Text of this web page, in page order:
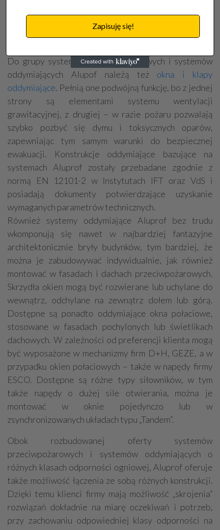
dowolną szybą umieszczoną w układzie po stronie
Do grupy systemów przeciwpożarowych i systemów
oddymiających Alupof należą też okna i klapy
oddymiające. Pełnią one podwójną funkcję, bo z jednej
strony są elementami systemu wentylacji
grawitacyjnej, z drugiej – w razie pożaru pozwalają
szybko pozbyć się dymu i toksycznych oparów,
zapewniając tym samym warunki do bezpiecznej
ewakuacji. Konstrukcje oddymiające bazujące na
systemach Aluprof zostały przebadane zgodnie z
normą EN 12101-2 w Instytutach IFT oraz VdS i
posiadają dokumenty potwierdzające uzyskanie
wymaganych parametrów technicznych.
Również systemy oddymiające Aluprof bez trudu
wkomponują się nawet w najbardziej fantazyjne
architektonicznie bryły budynków, tym bardziej, że
można je zabudowywać indywidualnie, jak również
montować w fasadach i dachach przeciwpożarowych.
Skrzydła okien mogą być rozwierane lub uchylane do
wewnątrz, odchylane na zewnątrz dołem lub górą.
Dostępne są ponadto oddymiające okna połaciowe,
stosowane w fasadach pochylonych lub świetlikach
dachowych. W zależności od preferencji klienta mogą
być wyposażone w mechanizmy firm D+H, GEZE, a w
przypadku okien połaciowych – także w napędy firmy
ESCO. Dostępne są różne typy siłowników, w tym
także napędy o dużej sile otwierania, można je
montować w oknie pojedynczo lub w
zsynchronizowanych układach typu „Tandem”.
Obok rozbudowanej oferty systemów
przeciwpożarowych i systemów oddymiających o
różnych klasach odporności ogniowej, Aluprof oferuje
także możliwość łączenia ze sobą różnych konstrukcji.
Dzięki temu klienci firmy mają możliwość „skrojenia”
rozwiązań dokładnie na miarę oczekiwań i potrzeb,
przy zachowaniu odpowiedniej klasy odporności na
Zapisuję się!